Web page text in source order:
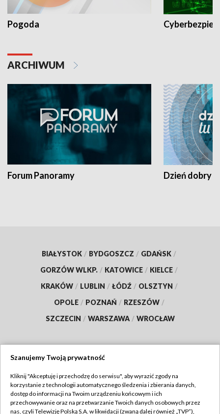
Pogoda
ARCHIWUM
Forum Panoramy Dzień dobry
BIAŁYSTOK / BYDGOSZCZ / GDAŃSK /
GORZÓW WLKP. / KATOWICE / KIELCE /
KRAKÓW / LUBLIN / ŁÓDŹ / OLSZTYN /
OPOLE / POZNAŃ / RZESZÓW /
SZCZECIN / WARSZAWA / WROCŁAW
TVP
Abonament TVP
Regulamin TVP
Szanujemy Twoją prywatność
Kliknij "Akceptuję i przechodzę do serwisu", aby wyrazić zgody na
korzystanie z technologii automatycznego śledzenia i zbierania danych,
dostęp do informacji na Twoim urządzeniu końcowym i ich
przechowywanie oraz na przetwarzanie Twoich danych osobowych przez
nas, czyli Telewizję Polską S.A. w likwidacji (zwaną dalej również „TVP”),